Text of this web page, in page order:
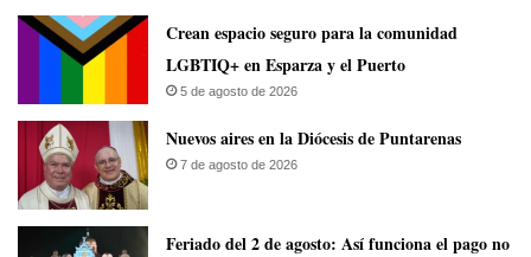
Crean espacio seguro para la comunidad
LGBTIQ+ en Esparza y el Puerto
5 de agosto de 2026
​Nuevos aires en la Diócesis de Puntarenas
7 de agosto de 2026
Feriado del 2 de agosto: Así funciona el pago no